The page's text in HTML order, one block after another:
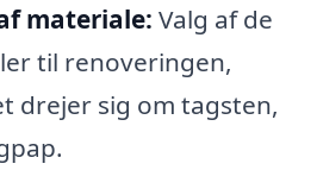
materiale: Valg af de
til renoveringen,
drejer sig om tagsten,